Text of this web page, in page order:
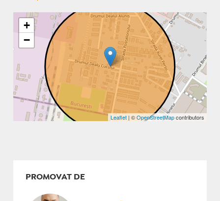
+
−
Leaflet | ©OpenStreetMapcontributors
PROMOVAT DE